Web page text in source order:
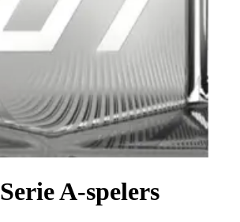
A-spelers